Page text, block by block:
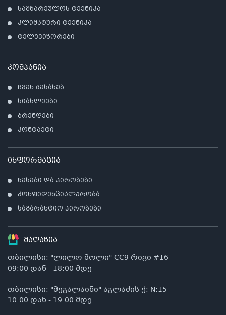
სამზარეულოს ტექნიკა
კლიმატური ტექნიკა
ტელევიზორები
კომპანია
ჩვენ შესახებ
სიახლეები
ბრენდები
კონტაქტი
ინფორმაცია
წესები და პირობები
კონფიდენციალურობა
საგარანტიო პირობები
მაღაზია
თბილისი: "ლილო მოლი" CC9 რიგი #16
09:00 დან - 18:00 მდე
თბილისი: "მეგალაინი" აგლაძის ქ: N:15
10:00 დან - 19:00 მდე